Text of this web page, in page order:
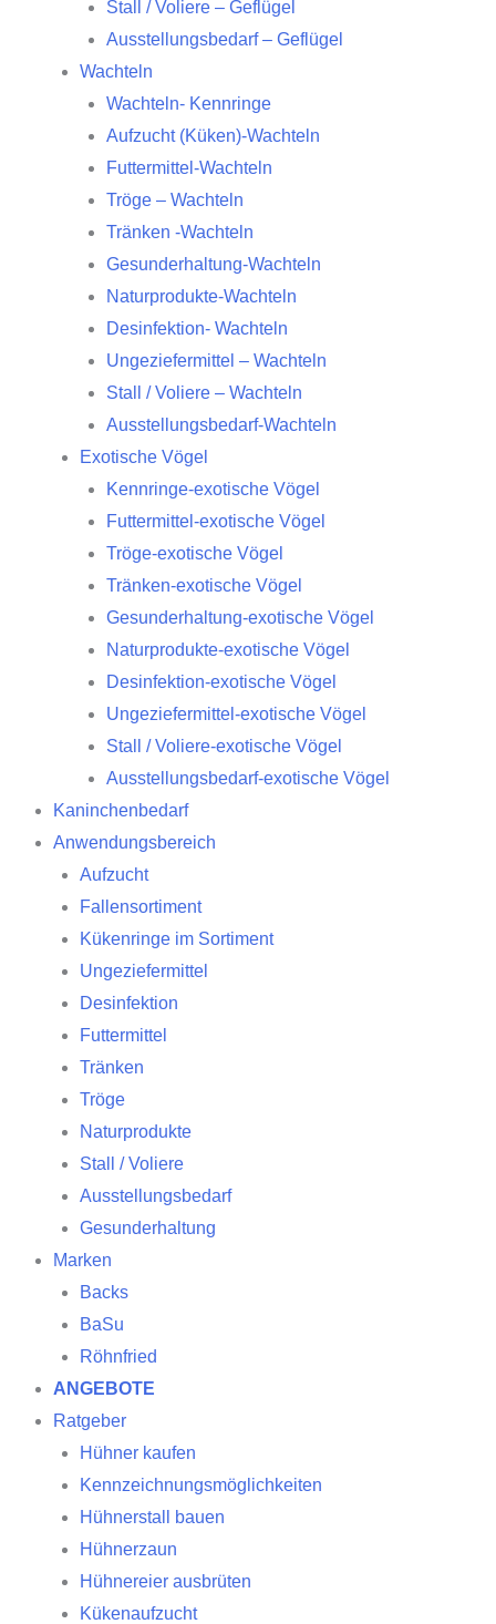
Stall / Voliere – Geflügel
Ausstellungsbedarf – Geflügel
Wachteln
Wachteln- Kennringe
Aufzucht (Küken)-Wachteln
Futtermittel-Wachteln
Tröge – Wachteln
Tränken -Wachteln
Gesunderhaltung-Wachteln
Naturprodukte-Wachteln
Desinfektion- Wachteln
Ungeziefermittel – Wachteln
Stall / Voliere – Wachteln
Ausstellungsbedarf-Wachteln
Exotische Vögel
Kennringe-exotische Vögel
Futtermittel-exotische Vögel
Tröge-exotische Vögel
Tränken-exotische Vögel
Gesunderhaltung-exotische Vögel
Naturprodukte-exotische Vögel
Desinfektion-exotische Vögel
Ungeziefermittel-exotische Vögel
Stall / Voliere-exotische Vögel
Ausstellungsbedarf-exotische Vögel
Kaninchenbedarf
Anwendungsbereich
Aufzucht
Fallensortiment
Kükenringe im Sortiment
Ungeziefermittel
Desinfektion
Futtermittel
Tränken
Tröge
Naturprodukte
Stall / Voliere
Ausstellungsbedarf
Gesunderhaltung
Marken
Backs
BaSu
Röhnfried
ANGEBOTE
Ratgeber
Hühner kaufen
Kennzeichnungsmöglichkeiten
Hühnerstall bauen
Hühnerzaun
Hühnereier ausbrüten
Kükenaufzucht